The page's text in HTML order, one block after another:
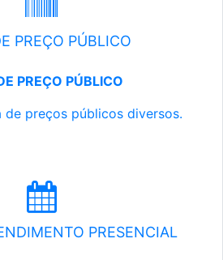
PREÇO PÚBLICO
PREÇO PÚBLICO
de preços públicos diversos.
PRESENCIAL